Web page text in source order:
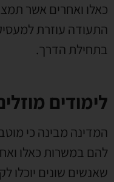
כאלו ואחרים אשר
התעודה עוזרת
בתחילת הדרך.
לימודים
המדינה מבינה כי
להם במשרות כאלו
שאנשים שונים יוכלו